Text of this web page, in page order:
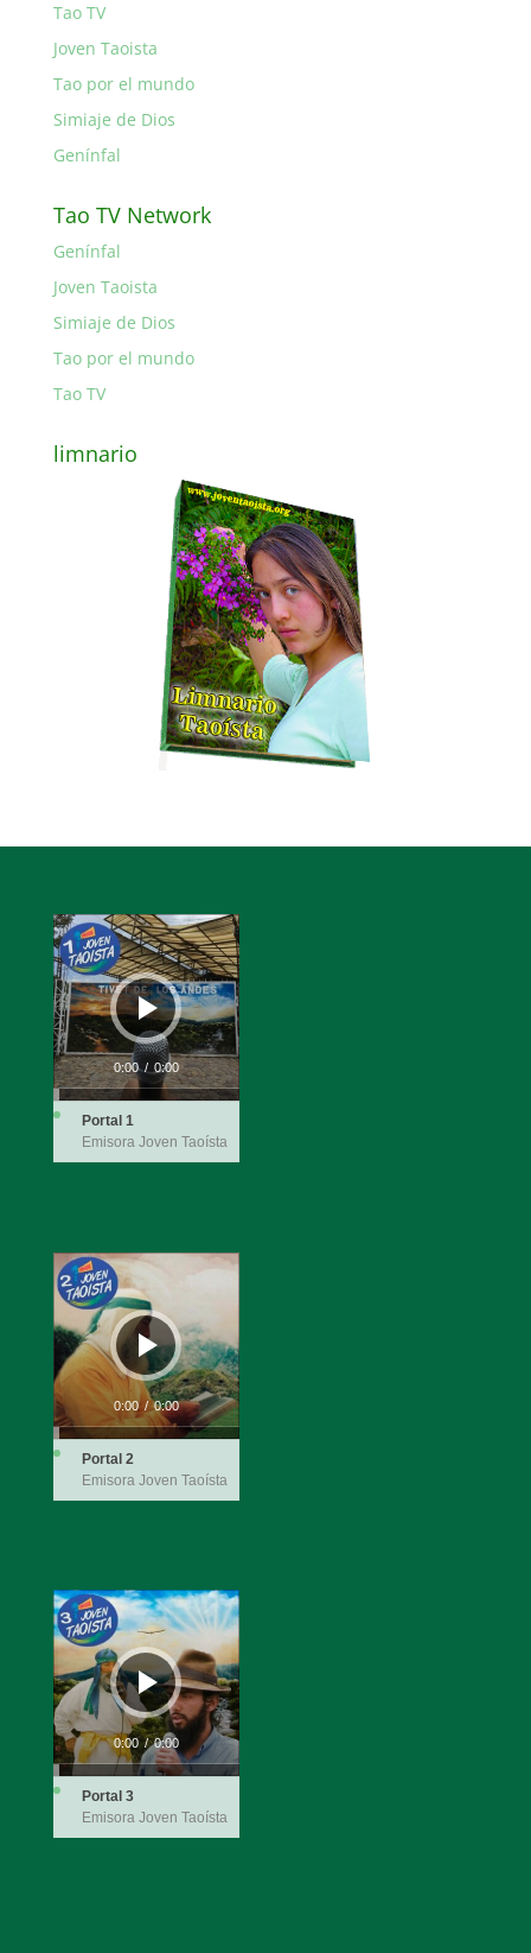
Tao TV
Joven Taoista
Tao por el mundo
Simiaje de Dios
Genínfal
Tao TV Network
Genínfal
Joven Taoista
Simiaje de Dios
Tao por el mundo
Tao TV
limnario
Reproductor
de
audio
0:00 / 0:00
Portal 1
Emisora Joven Taoísta
Reproductor
de
audio
0:00 / 0:00
Portal 2
Emisora Joven Taoísta
Reproductor
de
audio
0:00 / 0:00
Portal 3
Emisora Joven Taoísta